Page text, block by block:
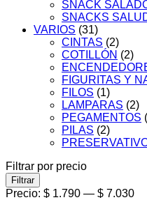
SNACK
SNACKS
VARIOS (31)
CINTAS (2)
COTILLÓN (2)
FIGURITAS Y
FILOS (1)
LAMPARAS (2)
PEGAMENTOS
PILAS (2)
Filtrar por precio
Precio
mínimo
Precio
máximo
Filtrar
Precio: $ 1.790 — $ 7.030